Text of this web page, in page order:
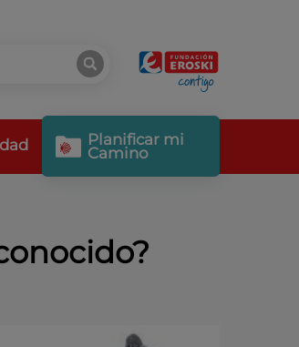
Planificar mi
Camino